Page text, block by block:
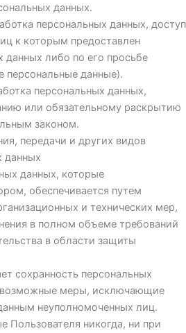
данных.
персональных данных, доступ
к которым предоставлен
данных либо по его просьбе
данные).
персональных данных,
или обязательному раскрытию
законом.
передачи и других видов
данных
данных, которые
обеспечивается путем
и технических мер,
в полном объеме требований
в области защиты
сохранность персональных
возможные меры, исключающие
неуполномоченных лиц.
Пользователя никогда, ни при